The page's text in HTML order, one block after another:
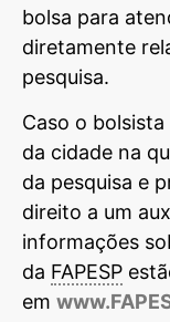
bolsa para
diretamente
pesquisa.
Caso o
da cidade na
da pesquisa e
direito a um
informações
da FAPESP
em www.